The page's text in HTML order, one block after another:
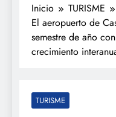
Inicio
TURISME
El aeropuerto de
semestre de año
crecimiento
TURISME